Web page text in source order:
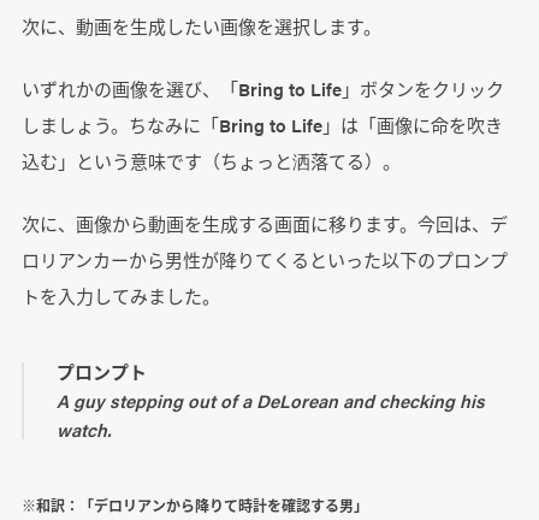
次に、動画を生成したい画像を選択します。
いずれかの画像を選び、「Bring to Life」ボタンをクリック
しましょう。ちなみに「Bring to Life」は「画像に命を吹き
込む」という意味です（ちょっと洒落てる）。
次に、画像から動画を生成する画面に移ります。今回は、デ
ロリアンカーから男性が降りてくるといった以下のプロンプ
トを入力してみました。
プロンプト
A guy stepping out of a DeLorean and checking his
watch.
※和訳：「デロリアンから降りて時計を確認する男」